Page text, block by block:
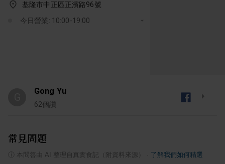
基隆市中正區正濱路96號
今日營業: 10:00-19:00
Gong Yu
62個讚
常見問題
本問答由 AI 整理自真實食記（附資料來源） 了解我們如何精選